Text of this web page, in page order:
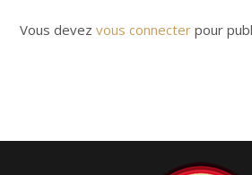
i
o
Vous devez vous connecterpour